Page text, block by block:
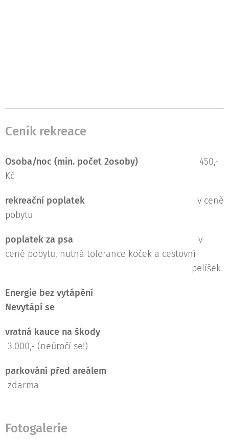
Ceník rekreace
Osoba/noc (min. počet 2osoby) 450,-
Kč
rekreační poplatek v ceně
pobytu
poplatek za psa v
ceně pobytu, nutná tolerance koček a cestovní
pelíšek
Energie bez vytápění
Nevytápí se
vratná kauce na škody
3.000,- (neúročí se!)
parkování před areálem
zdarma
Fotogalerie